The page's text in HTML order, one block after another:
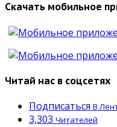
Скачать мобильное
Читай нас в соцсетях
Подписаться В
3,303 Читателей